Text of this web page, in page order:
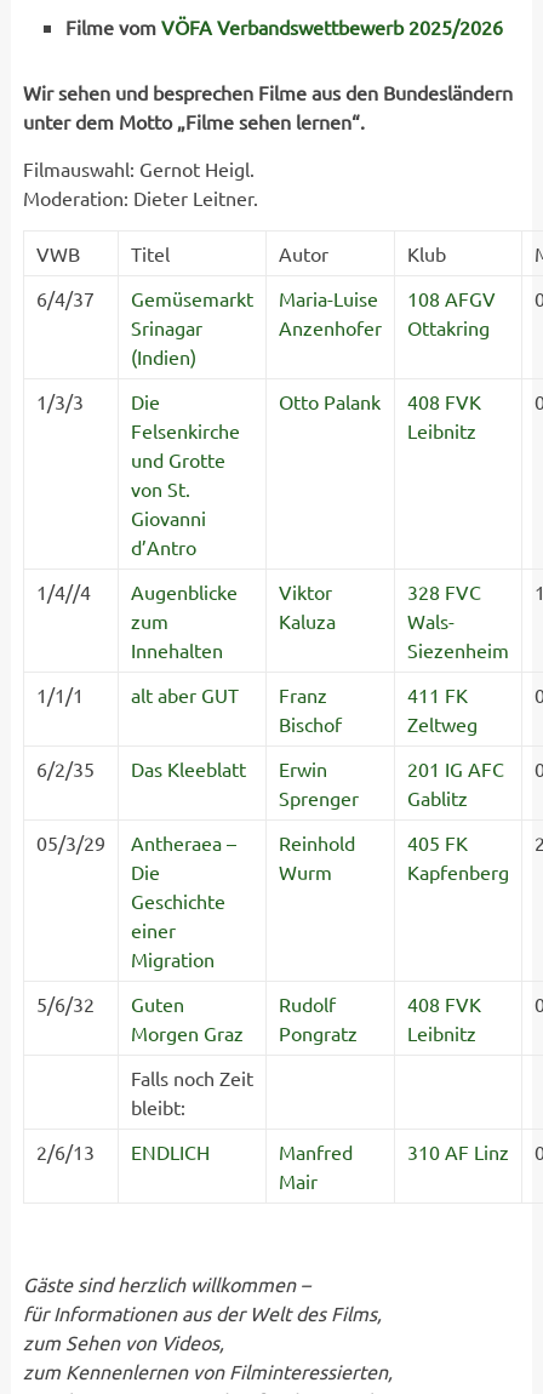
Filme vom VÖFA Verbandswettbewerb 2025/2026
Wir sehen und besprechen Filme aus den Bundesländern
unter dem Motto „Filme sehen lernen“.
Filmauswahl: Gernot Heigl.
Moderation: Dieter Leitner.
VWB Titel Autor Klub
6/4/37
Gemüsemarkt
Srinagar
(Indien)
Maria-Luise
Anzenhofer
108 AFGV
Ottakring
1/3/3
Die
Felsenkirche
und Grotte
von St.
Giovanni
d’Antro
Otto Palank
408 FVK
Leibnitz
1/4//4
Augenblicke
zum
Innehalten
Viktor
Kaluza
328 FVC
Wals-
Siezenheim
1/1/1 alt aber GUT
Franz
Bischof
411 FK
Zeltweg
6/2/35 Das Kleeblatt
Erwin
Sprenger
201 IG AFC
Gablitz
05/3/29
Antheraea –
Die
Geschichte
einer
Migration
Reinhold
Wurm
405 FK
Kapfenberg
5/6/32
Guten
Morgen Graz
Rudolf
Pongratz
408 FVK
Leibnitz
Falls noch Zeit
bleibt:
2/6/13
ENDLICH
Manfred
Mair
310 AF Linz
Gäste sind herzlich willkommen –
für Informationen aus der Welt des Films,
zum Sehen von Videos,
zum Kennenlernen von Filminteressierten,